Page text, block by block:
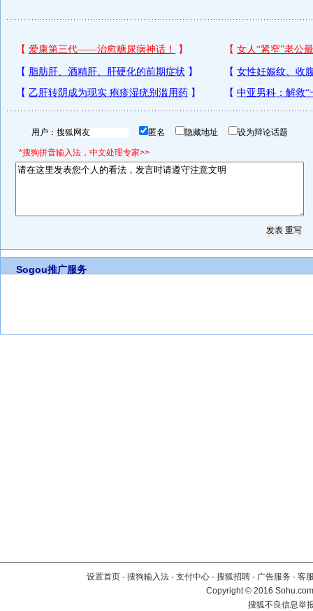
用户： 匿名 隐藏地址 设为辩论话题
*搜狗拼音输入法，中文处理专家>>
Sogou推广服务
设置首页 - 搜狗输入法 - 支付中心 - 搜狐招聘 - 广告服务 - 客
Copyright©2016
搜狐不良信息举